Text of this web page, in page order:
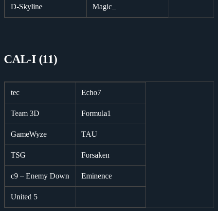
D-Skyline Magic_
CAL-I (11)
tec Echo7
Team 3D Formula1
GameWyze TAU
TSG Forsaken
c9 – Enemy Down Eminence
United 5